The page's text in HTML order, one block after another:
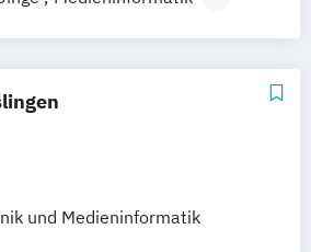
mit Schwerpunkt
und Medieninformatik